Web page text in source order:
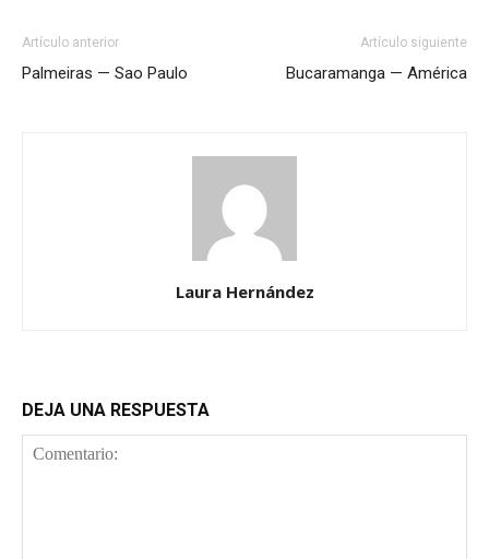
Artículo anterior
Palmeiras — Sao Paulo
Artículo siguiente
Bucaramanga — América
Laura Hernández
DEJA UNA RESPUESTA